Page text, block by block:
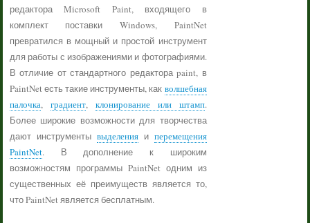
редактора Microsoft Paint, входящего в
комплект поставки Windows, PaintNet
превратился в мощный и простой инструмент
для работы с изображениями и фотографиями.
В отличие от стандартного редактора paint, в
PaintNet есть такие инструменты, как волшебная
палочка, градиент, клонирование или штамп.
Более широкие возможности для творчества
дают инструменты выделенияи перемещения
PaintNet. В дополнение к широким
возможностям программы PaintNet одним из
существенных её преимуществ является то,
что PaintNet является бесплатным.